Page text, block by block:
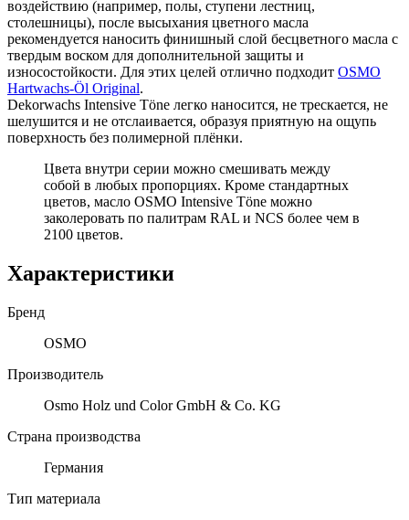
воздействию (например, полы, ступени лестниц,
столешницы), после высыхания цветного масла
рекомендуется наносить финишный слой бесцветного масла с
твердым воском для дополнительной защиты и
износостойкости. Для этих целей отлично подходит OSMO
Hartwachs-Öl Original.
Dekorwachs Intensive Töne легко наносится, не трескается, не
шелушится и не отслаивается, образуя приятную на ощупь
поверхность без полимерной плёнки.
Цвета внутри серии можно смешивать между
собой в любых пропорциях. Кроме стандартных
цветов, масло OSMO Intensive Töne можно
заколеровать по палитрам RAL и NCS более чем в
2100 цветов.
Характеристики
Бренд
OSMO
Производитель
Osmo Holz und Color GmbH & Co. KG
Страна производства
Германия
Тип материала